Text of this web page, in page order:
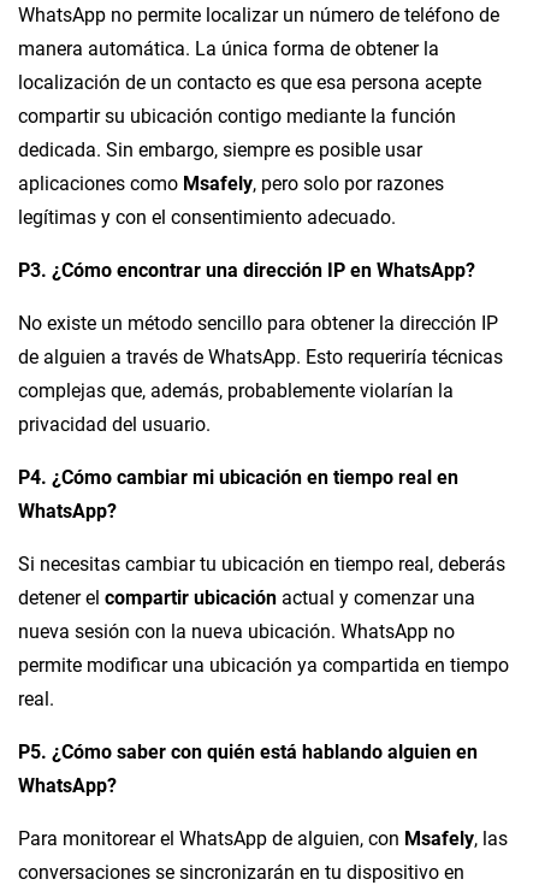
WhatsApp no permite localizar un número de teléfono de
manera automática. La única forma de obtener la
localización de un contacto es que esa persona acepte
compartir su ubicación contigo mediante la función
dedicada. Sin embargo, siempre es posible usar
aplicaciones como Msafely, pero solo por razones
legítimas y con el consentimiento adecuado.
P3. ¿Cómo encontrar una dirección IP en WhatsApp?
No existe un método sencillo para obtener la dirección IP
de alguien a través de WhatsApp. Esto requeriría técnicas
complejas que, además, probablemente violarían la
privacidad del usuario.
P4. ¿Cómo cambiar mi ubicación en tiempo real en
WhatsApp?
Si necesitas cambiar tu ubicación en tiempo real, deberás
detener el compartir ubicación actual y comenzar una
nueva sesión con la nueva ubicación. WhatsApp no
permite modificar una ubicación ya compartida en tiempo
real.
P5. ¿Cómo saber con quién está hablando alguien en
WhatsApp?
Para monitorear el WhatsApp de alguien, con Msafely, las
conversaciones se sincronizarán en tu dispositivo en